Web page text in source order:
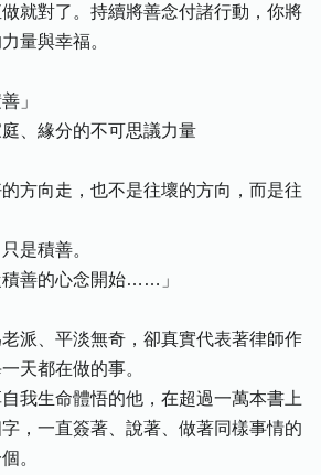
就對了。持續將善念付諸行動，你將
量與幸福。
」
、緣分的不可思議力量
的方向走，也不是往壞的方向，而是往
是積善。
善的心念開始……」
老派、平淡無奇，卻真實代表著律師作
天都在做的事。
我生命體悟的他，在超過一萬本書上
，一直簽著、說著、做著同樣事情的
。